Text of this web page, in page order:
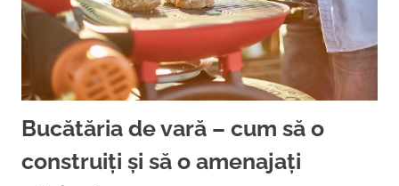
Bucătăria de vară – cum să o
construiți și să o amenajați